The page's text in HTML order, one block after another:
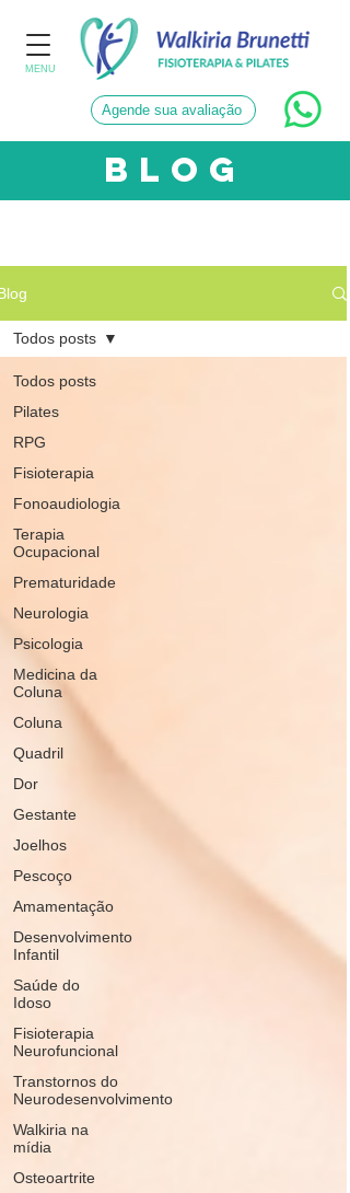
MENU
Agende sua avaliação
blog
Todos posts
Pilates
RPG
Fisioterapia
Fonoaudiologia
Terapia
Ocupacional
Prematuridade
Neurologia
Psicologia
Medicina da
Coluna
Coluna
Quadril
Dor
Gestante
Joelhos
Pescoço
Amamentação
Desenvolvimento
Infantil
Saúde do
Idoso
Fisioterapia
Neurofuncional
Transtornos do
Neurodesenvolvimento
Walkiria na
mídia
Osteoartrite
Todos posts